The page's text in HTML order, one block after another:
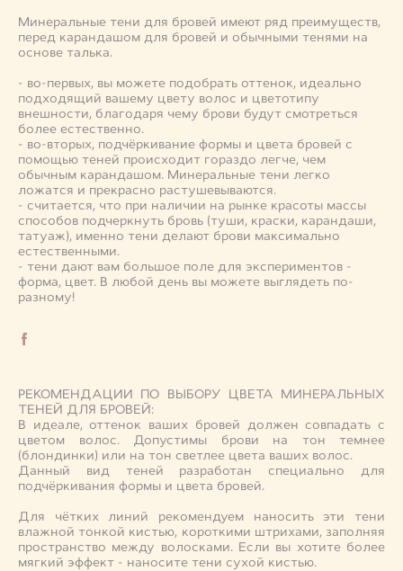
Минеральные тени для бровей имеют ряд преимуществ,
перед карандашом для бровей и обычными тенями на
основе талька.
- во-первых, вы можете подобрать оттенок, идеально
подходящий вашему цвету волос и цветотипу
внешности, благодаря чему брови будут смотреться
более естественно.
- во-вторых, подчёркивание формы и цвета бровей с
помощью теней происходит гораздо легче, чем
обычным карандашом. Минеральные тени легко
ложатся и прекрасно растушевываются.
- считается, что при наличии на рынке красоты массы
способов подчеркнуть бровь (туши, краски, карандаши,
татуаж), именно тени делают брови максимально
естественными.
- тени дают вам большое поле для экспериментов -
форма, цвет. В любой день вы можете выглядеть по-
разному!
РЕКОМЕНДАЦИИ ПО ВЫБОРУ ЦВЕТА МИНЕРАЛЬНЫХ
ТЕНЕЙ ДЛЯ БРОВЕЙ:
В идеале, оттенок ваших бровей должен совпадать с
цветом волос. Допустимы брови на тон темнее
(блондинки) или на тон светлее цвета ваших волос.
Данный вид теней разработан специально для
подчёркивания формы и цвета бровей.
Для чётких линий рекомендуем наносить эти тени
влажной тонкой кистью, короткими штрихами, заполняя
пространство между волосками. Если вы хотите более
мягкий эффект - наносите тени сухой кистью.